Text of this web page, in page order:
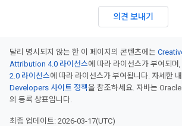
의견 보내기
달리 명시되지 않는 한 이 페이지의 콘텐츠에는
Attribution 4.0 라이선스에 따라 라이선스가 부여되며
2.0 라이선스에 따라 라이선스가 부여됩니다. 자세한
Developers 사이트 정책을 참조하세요. 자바는
의 등록 상표입니다.
최종 업데이트: 2026-03-17(UTC)